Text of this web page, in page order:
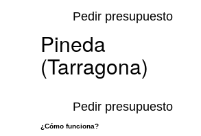
Pedir presupuesto
Pedir presupuesto
Pineda
(Tarragona)
¿Cómo funciona?